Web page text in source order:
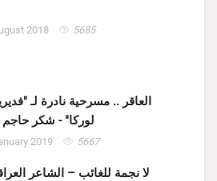
2018 5685
العاقر .. مسرحية نادرة لـ
لوركا" - شكر
2019 5667
لا نجمة للغائب – الشاعر